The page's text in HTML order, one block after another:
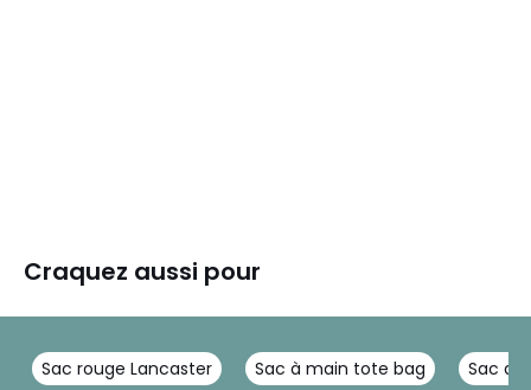
Craquez aussi pour
Sac rouge Lancaster Sac à main tote bag Sac de